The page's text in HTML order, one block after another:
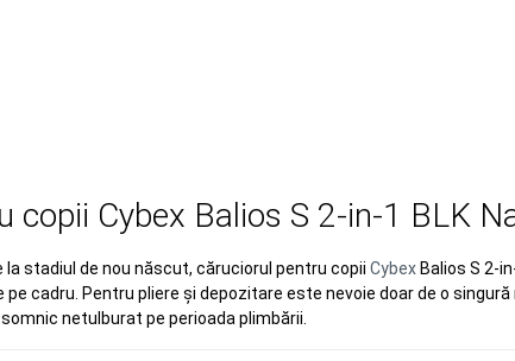
copii Cybex Balios S 2-in-1 BLK
stadiul de nou născut, căruciorul pentru copiiCybex Balios S 2-
pe cadru. Pentru pliere și depozitare este nevoie doar de o
netulburat pe perioada plimbării.